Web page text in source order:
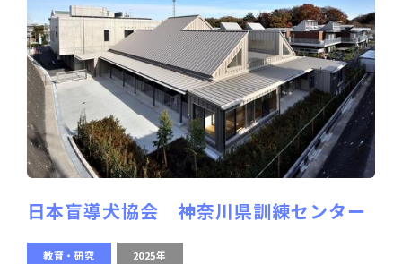
日本盲導犬協会 神奈川県訓練センター
教育・研究 2025年